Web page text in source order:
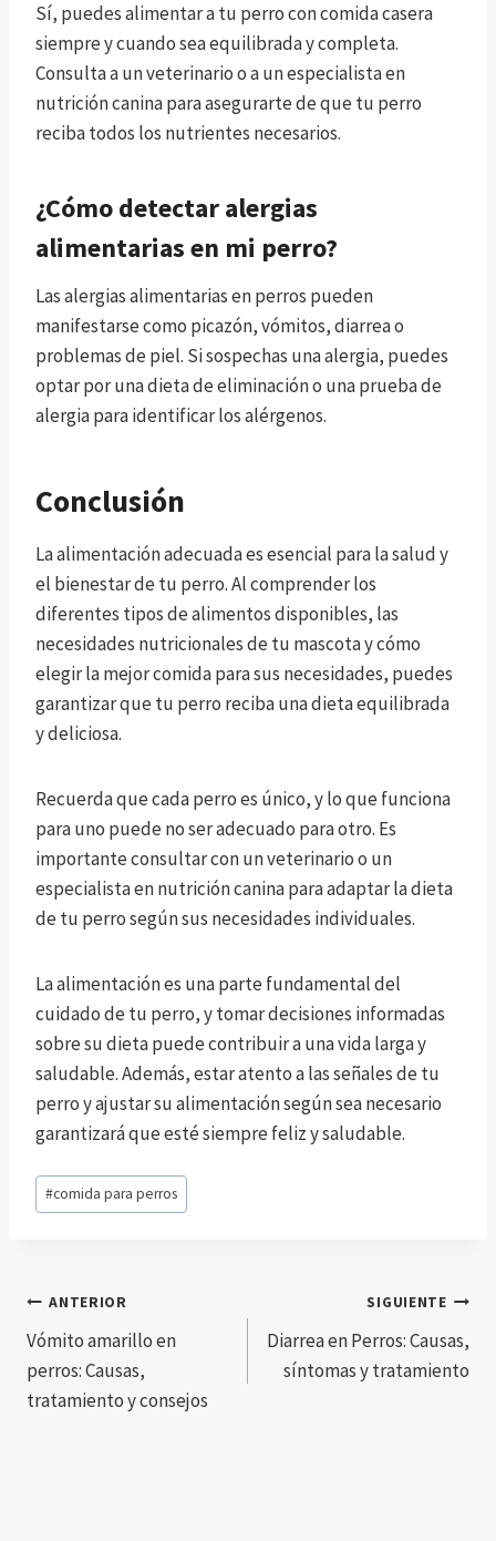
Sí, puedes alimentar a tu perro con comida casera
siempre y cuando sea equilibrada y completa.
Consulta a un veterinario o a un especialista en
nutrición canina para asegurarte de que tu perro
reciba todos los nutrientes necesarios.
¿Cómo detectar alergias
alimentarias en mi perro?
Las alergias alimentarias en perros pueden
manifestarse como picazón, vómitos, diarrea o
problemas de piel. Si sospechas una alergia, puedes
optar por una dieta de eliminación o una prueba de
alergia para identificar los alérgenos.
Conclusión
La alimentación adecuada es esencial para la salud y
el bienestar de tu perro. Al comprender los
diferentes tipos de alimentos disponibles, las
necesidades nutricionales de tu mascota y cómo
elegir la mejor comida para sus necesidades, puedes
garantizar que tu perro reciba una dieta equilibrada
y deliciosa.
Recuerda que cada perro es único, y lo que funciona
para uno puede no ser adecuado para otro. Es
importante consultar con un veterinario o un
especialista en nutrición canina para adaptar la dieta
de tu perro según sus necesidades individuales.
La alimentación es una parte fundamental del
cuidado de tu perro, y tomar decisiones informadas
sobre su dieta puede contribuir a una vida larga y
saludable. Además, estar atento a las señales de tu
perro y ajustar su alimentación según sea necesario
garantizará que esté siempre feliz y saludable.
Etiquetas
de
#comida para perros
Navegación
de
entradas
ANTERIOR
Vómito amarillo en
perros: Causas,
tratamiento y consejos
SIGUIENTE
Diarrea en Perros: Causas,
síntomas y tratamiento